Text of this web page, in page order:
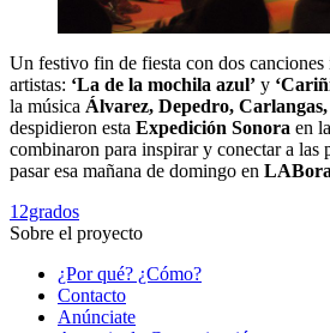
Un festivo fin de fiesta con dos canciones
artistas: ‘La de la mochila azul’ y
la música Álvarez, Depedro,
despidieron esta Expedición Sonora en
combinaron para inspirar y conectar a las
pasar esa mañana de domingo en
12grados
Sobre el proyecto
¿Por qué? ¿Cómo?
Contacto
Anúnciate